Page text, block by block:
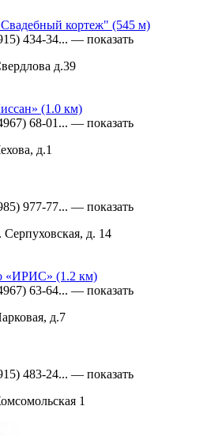
кортеж" (545 м)
434-34... — показать
д.39
(1.0 км)
68-01... — показать
д.1
977-77... — показать
д. 14
«ИРИС» (1.2 км)
63-64... — показать
д.7
483-24... — показать
1